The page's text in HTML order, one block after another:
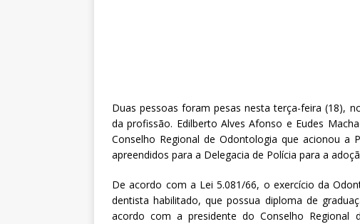
Duas pessoas foram pesas nesta terça-feira (18),
da profissão. Edilberto Alves Afonso e Eudes
Conselho Regional de Odontologia que acionou a
apreendidos para a Delegacia de Polícia para a
De acordo com a Lei 5.081/66, o exercício da
dentista habilitado, que possua diploma de
acordo com a presidente do Conselho Regional